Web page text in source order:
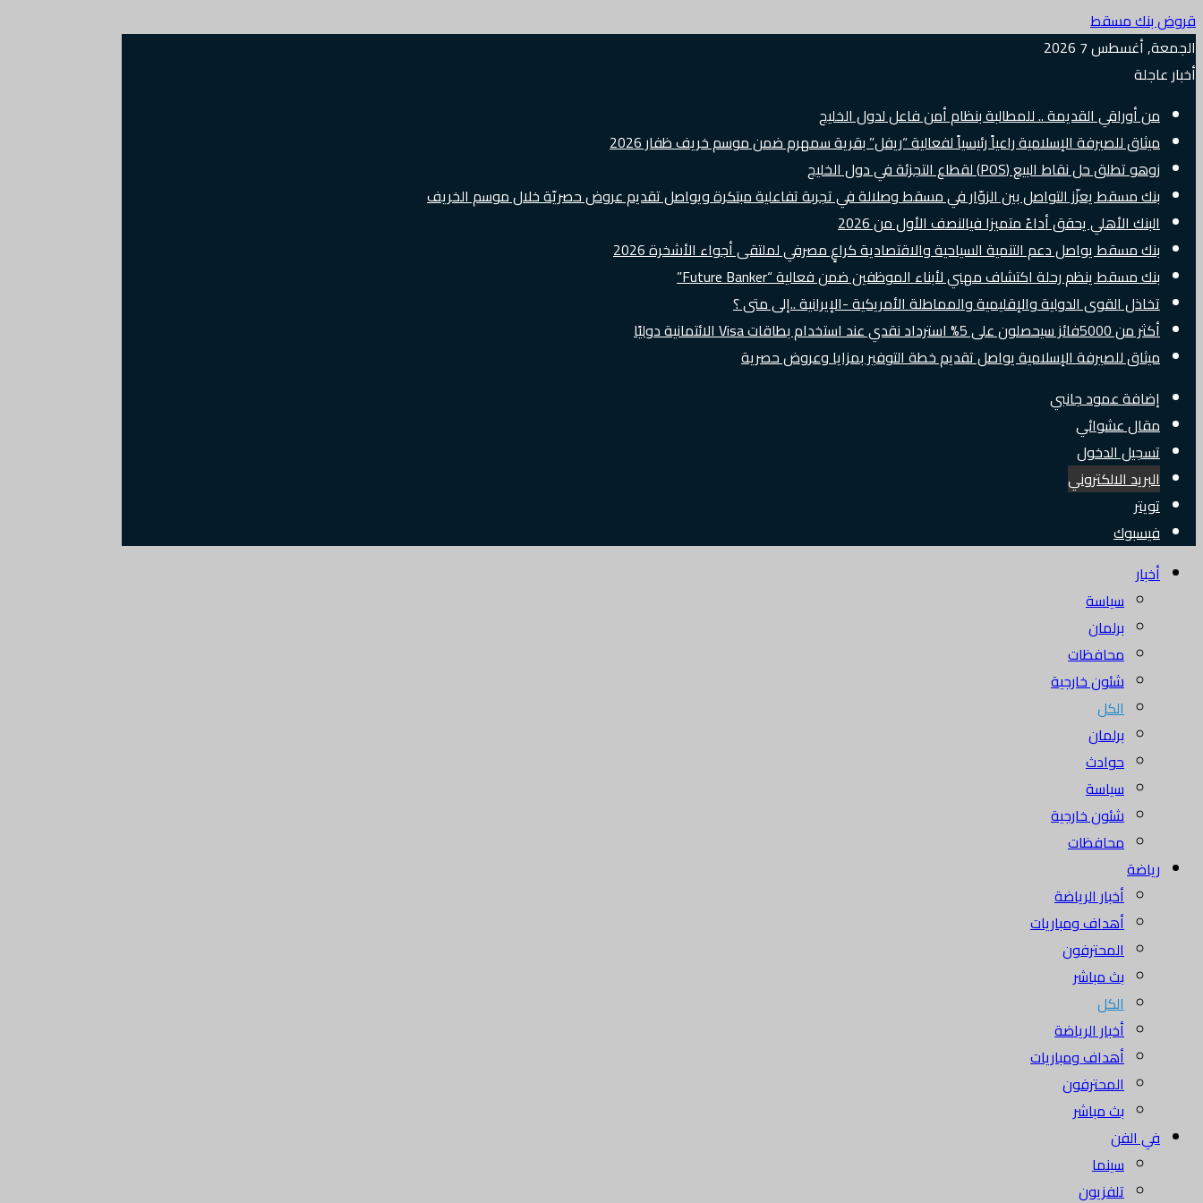
قروض بنك مسقط
الجمعة, أغسطس 7 2026
أخبار عاجلة
من أوراقي القديمة .. للمطالبة بنظام أمن فاعل لدول الخليج
ميثاق للصيرفة الإسلامية راعياً رئيسياً لفعالية “ريفل” بقرية سمهرم ضمن موسم خريف ظفار 2026
زوهو تطلق حل نقاط البيع (POS) لقطاع التجزئة في دول الخليج
بنك مسقط يعزّز التواصل بين الزوّار في مسقط وصلالة في تجربة تفاعلية مبتكرة ويواصل تقديم عروض حصريّة خلال موسم الخريف
البنك الأهلي يحقق أداءً متميزا فيالنصف الأول من 2026
بنك مسقط يواصل دعم التنمية السياحية والاقتصادية كراعٍ مصرفي لملتقى أجواء الأشخرة 2026
بنك مسقط ينظم رحلة اكتشاف مهني لأبناء الموظفين ضمن فعالية “Future Banker”
تخاذل القوى الدولية والإقليمية والمماطلة الأمريكية -الإيرانية ..إلى متى ؟
أكثر من 5000فائز سيحصلون على 5% استرداد نقدي عند استخدام بطاقات Visa الائتمانية دوليًا
ميثاق للصيرفة الإسلامية يواصل تقديم خطة التوفير بمزايا وعروض حصرية
إضافة عمود جانبي
مقال عشوائي
تسجيل الدخول
البريد الالكتروني
تويتر
فيسبوك
أخبار
سياسة
برلمان
محافظات
شئون خارجية
الكل
برلمان
حوادث
سياسة
شئون خارجية
محافظات
رياضة
أخبار الرياضة
أهداف ومباريات
المحترفون
بث مباشر
الكل
أخبار الرياضة
أهداف ومباريات
المحترفون
بث مباشر
في الفن
سينما
تلفزيون